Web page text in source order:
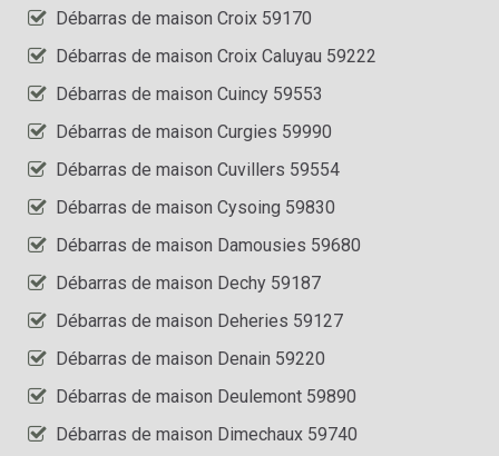
Débarras de maison Croix 59170
Débarras de maison Croix Caluyau 59222
Débarras de maison Cuincy 59553
Débarras de maison Curgies 59990
Débarras de maison Cuvillers 59554
Débarras de maison Cysoing 59830
Débarras de maison Damousies 59680
Débarras de maison Dechy 59187
Débarras de maison Deheries 59127
Débarras de maison Denain 59220
Débarras de maison Deulemont 59890
Débarras de maison Dimechaux 59740